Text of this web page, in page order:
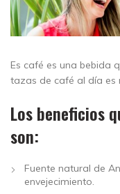
Es café es una bebida
tazas de café al día es
Los beneficios
son:
Fuente natural de
envejecimiento.